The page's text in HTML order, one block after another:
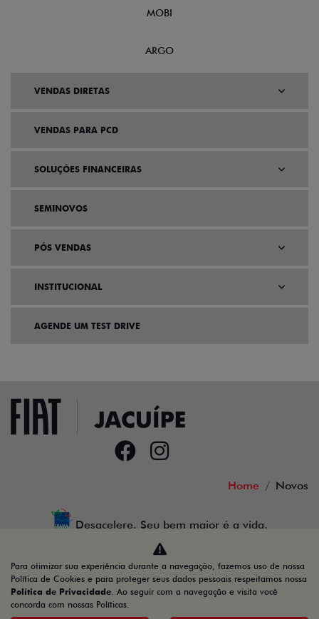
MOBI
ARGO
VENDAS DIRETAS
VENDAS PARA PCD
SOLUÇÕES FINANCEIRAS
SEMINOVOS
PÓS VENDAS
INSTITUCIONAL
AGENDE UM TEST DRIVE
Home Novos
Desacelere. Seu bem maior é a vida.
14.191.902/0004-00
Para otimizar sua experiência durante a navegação, fazemos uso de nossa
Política de Cookies e para proteger seus dados pessoais respeitamos nossa
Política de Privacidade. Ao seguir com a navegação e visita você
concorda com nossas Políticas.